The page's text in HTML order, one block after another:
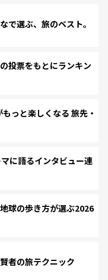
選ぶ、旅のベスト。
投票をもとにランキン
っと楽しくなる 旅先・
に語るインタビュー連
球の歩き方が選ぶ2026
者の旅テクニック